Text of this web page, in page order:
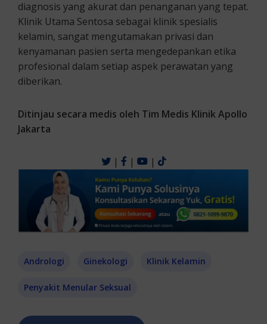
diagnosis yang akurat dan penanganan yang tepat.
Klinik Utama Sentosa sebagai klinik spesialis
kelamin, sangat mengutamakan privasi dan
kenyamanan pasien serta mengedepankan etika
profesional dalam setiap aspek perawatan yang
diberikan.
Ditinjau secara medis oleh Tim Medis Klinik Apollo
Jakarta
| | |
Andrologi Ginekologi Klinik Kelamin
Penyakit Menular Seksual